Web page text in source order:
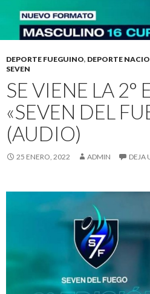
DEPORTE FUEGUINO, DEPORTE
SEVEN
SE VIENE LA 2°
«SEVEN DEL
(AUDIO)
25 ENERO, 2022 ADMIN DEJA